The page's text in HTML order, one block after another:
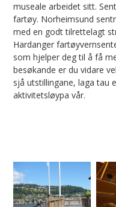
museale arbeidet sitt.
fartøy. Norheimsund
med en godt tilrettelagt
Hardanger
som hjelper deg til å få
besøkande er du vidare
sjå utstillingane, laga tau
aktivitetsløypa vår.